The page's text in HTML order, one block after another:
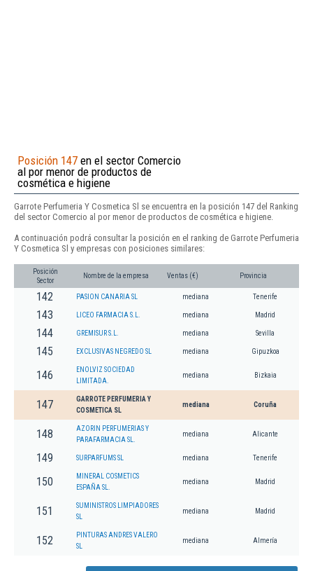
Posición 147 en el sector Comercio
al por menor de productos de
cosmética e higiene
Garrote Perfumeria Y Cosmetica Sl se encuentra en la posición 147 del Ranking
del sector Comercio al por menor de productos de cosmética e higiene.
A continuación podrá consultar la posición en el ranking de Garrote Perfumeria
Y Cosmetica Sl y empresas con posiciones similares:
Posición
Sector
Nombre de la empresa Ventas (€) Provincia
142 PASION CANARIA SL mediana Tenerife
143 LICEO FARMACIA S.L. mediana Madrid
144 GREMISUR S.L. mediana Sevilla
145 EXCLUSIVAS NEGREDO SL mediana Gipuzkoa
146
ENOLVIZ SOCIEDAD
LIMITADA.
mediana Bizkaia
147
GARROTE PERFUMERIA Y
COSMETICA SL
mediana Coruña
148
AZORIN PERFUMERIAS Y
PARAFARMACIA SL.
mediana Alicante
149 SURPARFUMS SL mediana Tenerife
150
MINERAL COSMETICS
ESPAÑA SL.
mediana Madrid
151
SUMINISTROS LIMPIADORES
SL
mediana Madrid
152
PINTURAS ANDRES VALERO
SL
mediana Almería